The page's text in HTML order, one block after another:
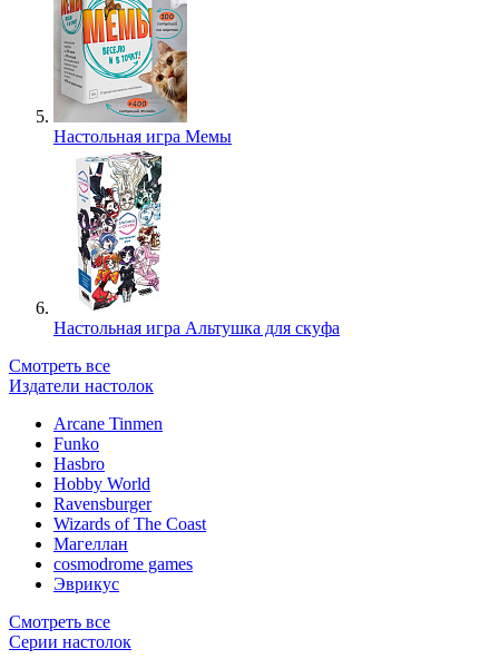
Настольная игра Мемы
Настольная игра Альтушка для скуфа
Смотреть все
Издатели настолок
Arcane Tinmen
Funko
Hasbro
Hobby World
Ravensburger
Wizards of The Coast
Магеллан
сosmodrome games
Эврикус
Смотреть все
Серии настолок